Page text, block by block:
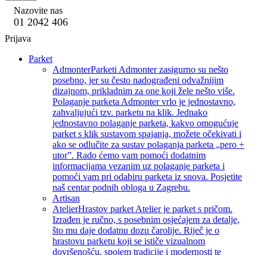
Nazovite nas
01 2042 406
Prijava
Parket
AdmonterParketi Admonter zasigurno su nešto
posebno, jer su često nadograđeni odvažnijim
dizajnom, prikladnim za one koji žele nešto više.
Polaganje parketa Admonter vrlo je jednostavno,
zahvaljujući tzv. parketu na klik. Jednako
jednostavno polaganje parketa, kakvo omogućuje
parket s klik sustavom spajanja, možete očekivati i
ako se odlučite za sustav polaganja parketa „pero +
utor”. Rado ćemo vam pomoći dodatnim
informacijama vezanim uz polaganje parketa i
pomoći vam pri odabiru parketa iz snova. Posjetite
naš centar podnih obloga u Zagrebu.
Artisan
AtelierHrastov parket Atelier je parket s pričom.
Izrađen je ručno, s posebnim osjećajem za detalje,
što mu daje dodatnu dozu čarolije. Riječ je o
hrastovu parketu koji se ističe vizualnom
dovršenošću, spojem tradicije i modernosti te